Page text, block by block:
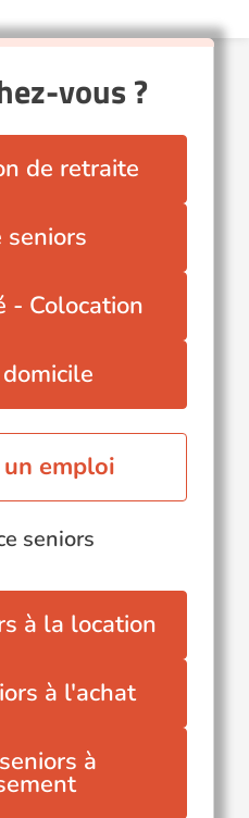
vous ?
de retraite
seniors
- Colocation
un emploi
seniors
à la location
à l'achat
à